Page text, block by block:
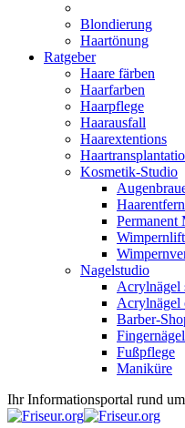
Blondierung
Haartönung
Ratgeber
Haare färben
Haarfarben
Haarpflege
Haarausfall
Haarextentions
Kosmetik-Studio
Permanent
Nagelstudio
Acrylnägel
Acrylnägel
Barber-
Fußpflege
Maniküre
Ihr Informationsportal rund